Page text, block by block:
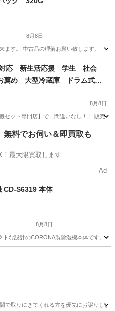
8月8日
ます。 中古品の理解お願い致します。
対応 新生活応援 学生 社会
め 大型冷蔵庫 ドラム式洗
8月8日
ット専門店】で、間違いなし！！ 販売セ
ドラム式洗濯機
無料でお伺い＆即買取も
！最大限買取します
Ad
CD-S6319 本体
8月8日
トな設計のCORONA製除湿機本体です。 -
で取りにきてくれる方を優先にお譲りしま